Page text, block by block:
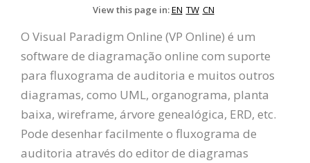
View this page in:EN TW CN
O Visual Paradigm Online (VP Online) é um
software de diagramação online com suporte
para fluxograma de auditoria e muitos outros
diagramas, como UML, organograma, planta
baixa, wireframe, árvore genealógica, ERD, etc.
Pode desenhar facilmente o fluxograma de
auditoria através do editor de diagramas